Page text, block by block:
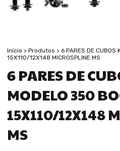
Início > Produtos > 6 PARES DE CUBOS
15X110/12X148 MICROSPLINE MS
6 PARES DE
MODELO 350
15X110/12X148
MS